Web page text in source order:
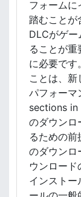
：
一
般
な
問
題
、
サ
ポ
ー
ト
リ
ソ
ー
ス
フォームに
踏むことが
DLCがゲー
ることが
に必要です
ことは、
パフォーマ
sections in
のダウンロ
るための
のダウンロ
ウンロー
インストー